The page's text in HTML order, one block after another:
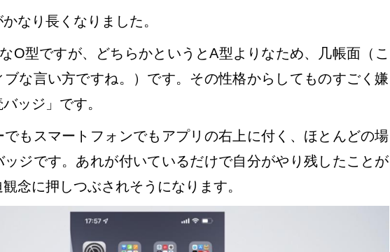
なり長くなりました。
O型ですが、どちらかというとA型よりなため、几帳面（こ
ブな言い方ですね。）です。その性格からしてものすごく嫌
ッジ」です。
でもスマートフォンでもアプリの右上に付く、ほとんどの場
ッジです。あれが付いているだけで自分がやり残したことが
念に押しつぶされそうになります。